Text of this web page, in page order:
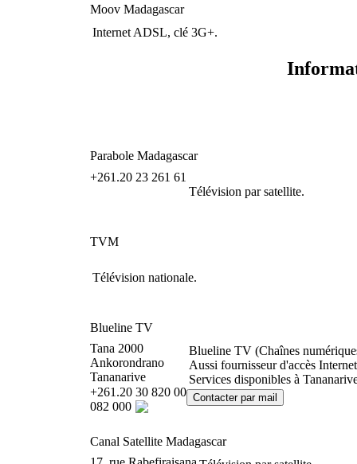
Moov Madagascar
Internet ADSL, clé 3G+.
Parabole Madagascar
+261.20 23 261 61
Télévision par satellite.
TVM
Télévision nationale.
Blueline TV
Tana 2000
Ankorondrano
Tananarive
+261.20 30 820 00
082 000
Blueline TV (Chaînes
Aussi fournisseur d'accès
Services disponibles à
Canal Satellite Madagascar